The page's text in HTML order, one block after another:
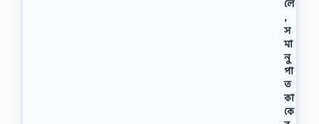
লে
,
স
মা
নু
পা
ত
কা
কে